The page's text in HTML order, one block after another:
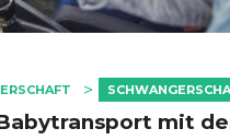
mit